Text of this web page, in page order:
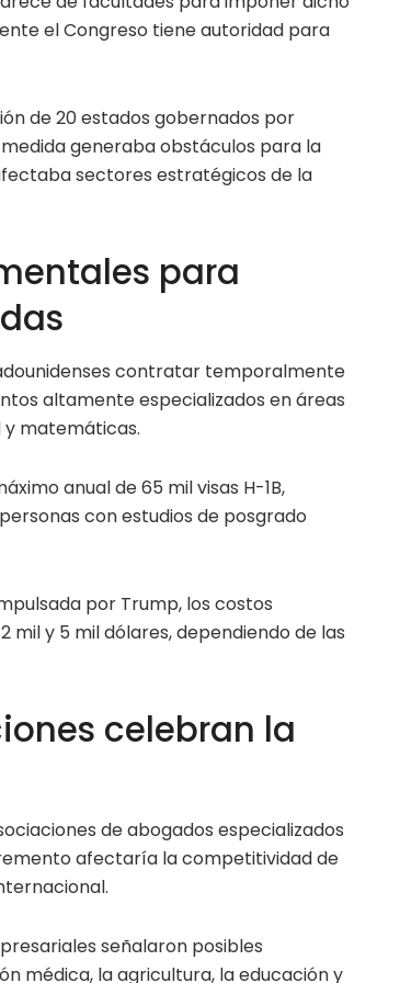
el Congreso tiene autoridad para
de 20 estados gobernados por
generaba obstáculos para la
sectores estratégicos de la
para
contratar temporalmente
altamente especializados en áreas
y matemáticas.
anual de 65 mil visas H-1B,
con estudios de posgrado
por Trump, los costos
mil y 5 mil dólares, dependiendo de las
celebran la
de abogados especializados
afectaría la competitividad de
señalaron posibles
médica, la agricultura, la educación y